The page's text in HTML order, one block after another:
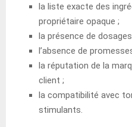
la liste exacte des
propriétaire opaque ;
la présence de
l’absence de
la réputation de la
client ;
la compatibilité avec
stimulants.